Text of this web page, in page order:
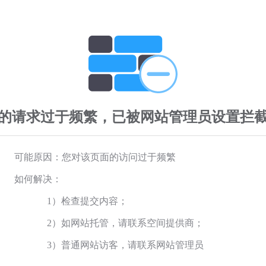
请求过于频繁，已被网站管理员设置拦
可能原因：您对该页面的访问过于频繁
如何解决：
1）检查提交内容；
2）如网站托管，请联系空间提供商；
3）普通网站访客，请联系网站管理员